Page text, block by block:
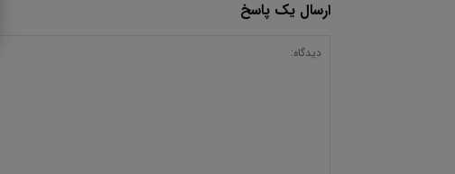
ارسال یک پاسخ